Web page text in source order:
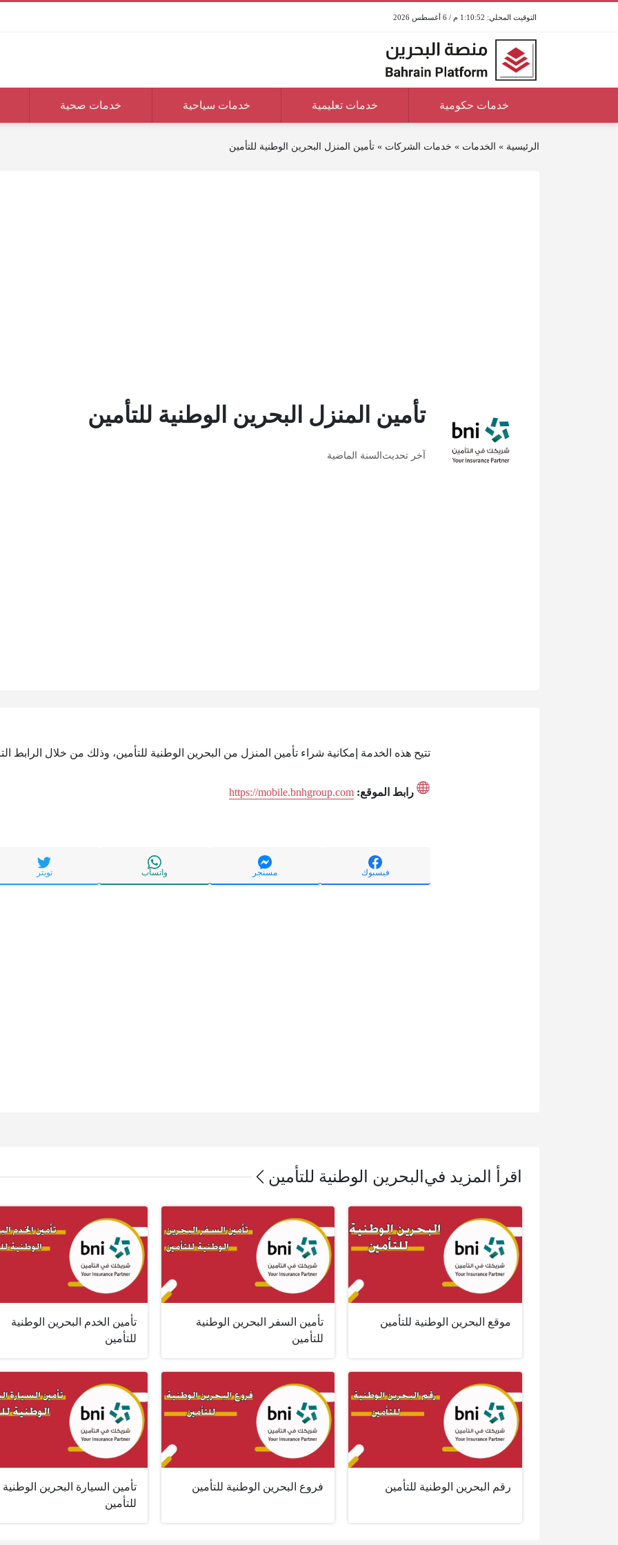
1:10:52 م / 6 أغسطس 2026
خدمات حكومية خدمات تعليمية خدمات سياحية خدمات صحية
الرئيسية » الخدمات » خدمات الشركات »تأمين المنزل البحرين الوطنية للتأمين
تأمين المنزل البحرين الوطنية للتأمين
آخر تحديثالسنة الماضية
تتيح هذه الخدمة إمكانية شراء تأمين المنزل من البحرين الوطنية للتأمين، وذلك من خلال الرابط
رابط الموقع: https://mobile.bnhgroup.com
فيسبوك مسنجر واتساب تويتر
اقرأ المزيد في البحرين الوطنية للتأمين
موقع البحرين الوطنية للتأمين
تأمين السفر البحرين الوطنية
للتأمين
تأمين الخدم البحرين الوطنية
للتأمين
رقم البحرين الوطنية للتأمين فروع البحرين الوطنية للتأمين
تأمين السيارة البحرين الوطنية
للتأمين